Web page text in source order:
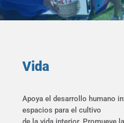
Vida
Apoya el desarrollo humano
espacios para el cultivo